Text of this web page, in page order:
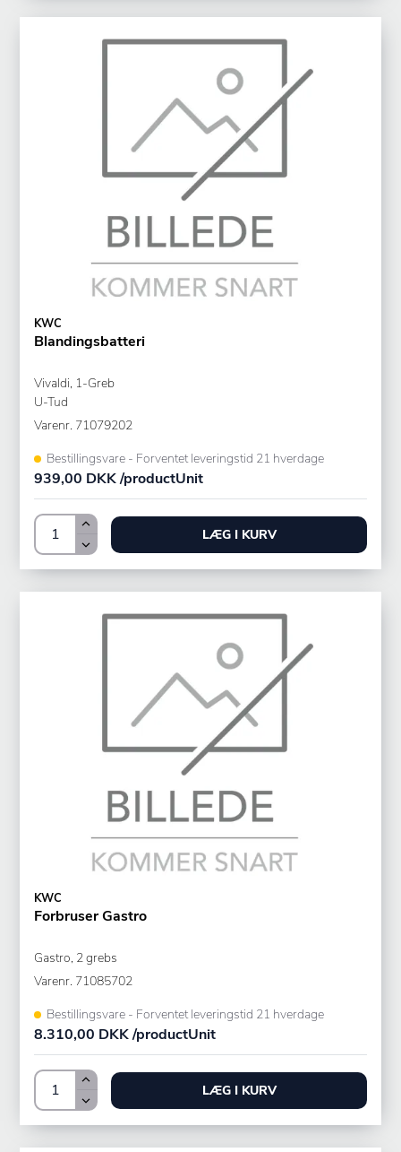
KWC
Blandingsbatteri
Vivaldi, 1-Greb
U-Tud
Varenr. 71079202
Bestillingsvare - Forventet leveringstid 21 hverdage
939,00 DKK /productUnit
LÆG I KURV
KWC
Forbruser Gastro
Gastro, 2 grebs
Varenr. 71085702
Bestillingsvare - Forventet leveringstid 21 hverdage
8.310,00 DKK /productUnit
LÆG I KURV